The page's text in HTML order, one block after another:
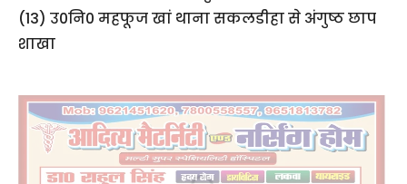
(13) उ0नि0 महफूज खां थाना सकलडीहा से अंगुष्ठ छाप
शाखा